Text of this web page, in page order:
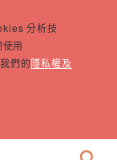
分析技
用
們的隱私權及